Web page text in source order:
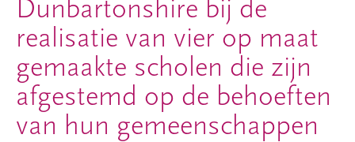
Dunbartonshire bij de
realisatie van vier op maat
gemaakte scholen die zijn
afgestemd op de behoeften
van hun gemeenschappen